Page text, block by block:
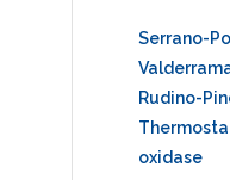
Serrano-
Rudino-
oxidase